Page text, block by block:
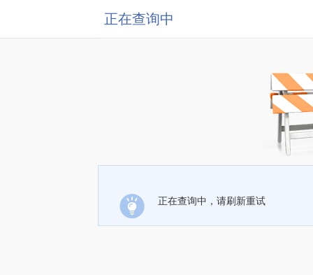
正在查询中
正在查询中，请刷新重试